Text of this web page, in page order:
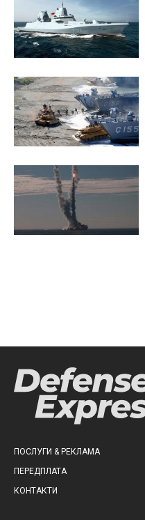
ПОСЛУГИ & РЕКЛАМА
ПЕРЕДПЛАТА
КОНТАКТИ